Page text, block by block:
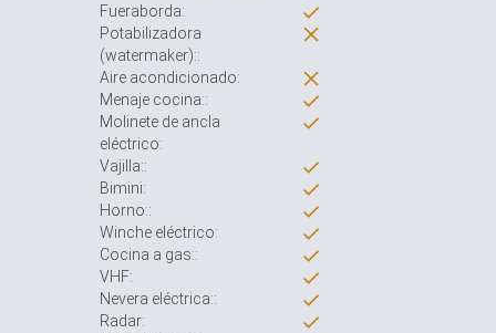
Fueraborda:
Potabilizadora
(watermaker)::
Aire acondicionado:
Menaje cocina::
Molinete de ancla
eléctrico:
Vajilla::
Bimini:
Horno::
Winche eléctrico:
Cocina a gas::
VHF:
Nevera eléctrica::
Radar: